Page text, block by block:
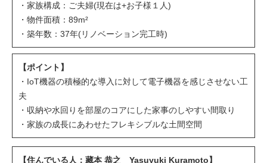
・家族構成：ご夫婦(現在は+お子様１人)
・物件面積：89m²
・築年数：37年(リノベーション完工時)
【ポイント】
・IoT機器の積極的な導入に対して電子機器を感じさせない工
夫
・収納や水回りを部屋のコアにした家事のしやすい間取り
・家族の成長にあわせたフレキシブルな土間空間
【住んでいる人：藏本 恭之 Yasuyuki Kuramoto】